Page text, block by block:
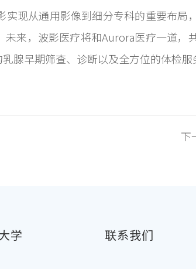
现从通用影像到细分专科的重要布局
来，波影医疗将和Aurora医疗一道，
腺早期筛查、诊断以及全方位的体检服
下
学 联系我们